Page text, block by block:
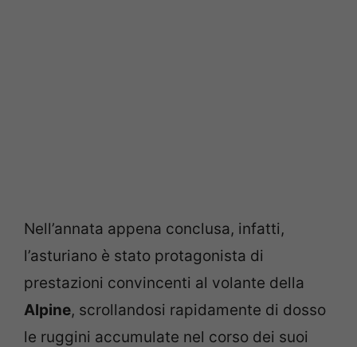
Nell’annata appena conclusa, infatti,
l’asturiano è stato protagonista di
prestazioni convincenti al volante della
Alpine, scrollandosi rapidamente di dosso
le ruggini accumulate nel corso dei suoi